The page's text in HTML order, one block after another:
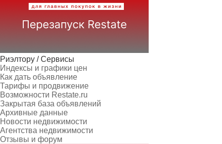
Риэлтору / Сервисы
Индексы и графики цен
Как дать объявление
Тарифы и продвижение
Возможности Restate.ru
Закрытая база объявлений
Архивные данные
Новости недвижимости
Агентства недвижимости
Отзывы и форум